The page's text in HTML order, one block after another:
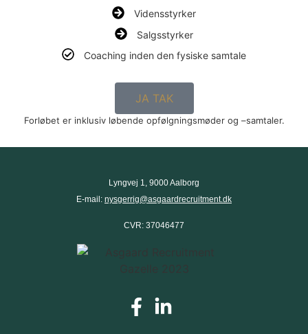
Vidensstyrker
Salgsstyrker
Coaching inden den fysiske samtale
JA TAK
Forløbet er inklusiv løbende opfølgningsmøder og –samtaler.
Lyngvej 1, 9000 Aalborg
E-mail: nysgerrig@asgaardrecruitment.dk
CVR: 37046477